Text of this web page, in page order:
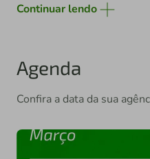
Continuar lendo
Agenda
Confira a data da sua